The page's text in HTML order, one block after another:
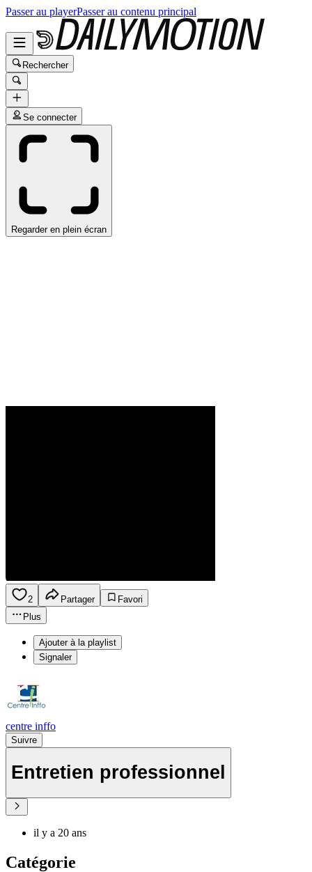
Passer au playerPasser au contenu principal
Rechercher
Se connecter
Regarder en plein écran
2 Partager
Favori
Plus
Ajouter à la playlist
Signaler
centre inffo
Suivre
Entretien professionnel
il y a 20 ans
Catégorie